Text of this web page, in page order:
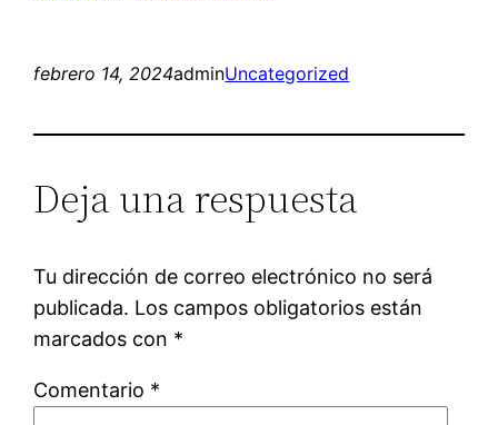
febrero 14, 2024adminUncategorized
Deja una respuesta
Tu dirección de correo electrónico no será
publicada. Los campos obligatorios están
marcados con *
Comentario *